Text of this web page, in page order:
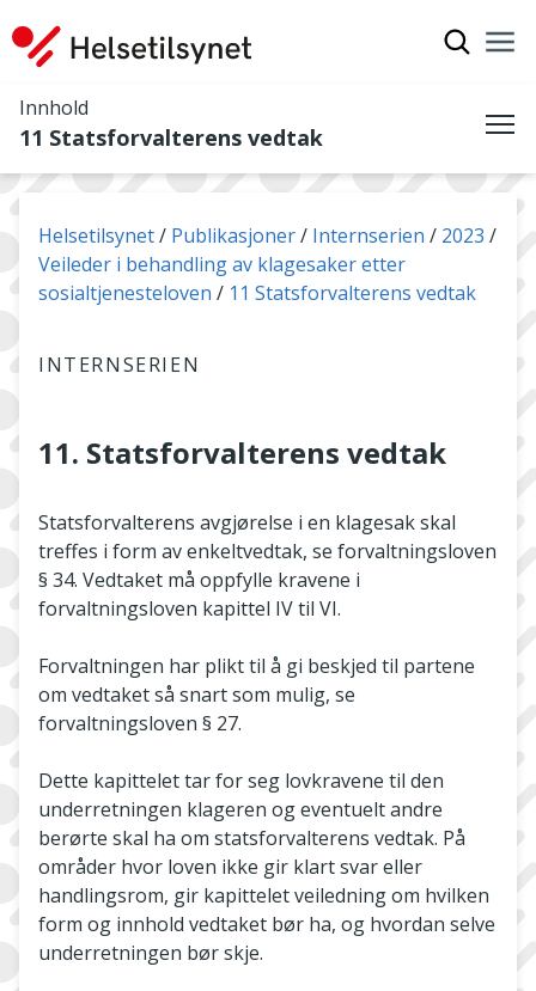
Innhold
11 Statsforvalterens vedtak
Du er her:
Helsetilsynet Publikasjoner Internserien
2023
Veileder i behandling av klagesaker etter
sosialtjenesteloven
11 Statsforvalterens vedtak
INTERNSERIEN
11. Statsforvalterens vedtak
Statsforvalterens avgjørelse i en klagesak skal
treffes i form av enkeltvedtak, se forvaltningsloven
§ 34. Vedtaket må oppfylle kravene i
forvaltningsloven kapittel IV til VI.
Forvaltningen har plikt til å gi beskjed til partene
om vedtaket så snart som mulig, se
forvaltningsloven § 27.
Dette kapittelet tar for seg lovkravene til den
underretningen klageren og eventuelt andre
berørte skal ha om statsforvalterens vedtak. På
områder hvor loven ikke gir klart svar eller
handlingsrom, gir kapittelet veiledning om hvilken
form og innhold vedtaket bør ha, og hvordan selve
underretningen bør skje.